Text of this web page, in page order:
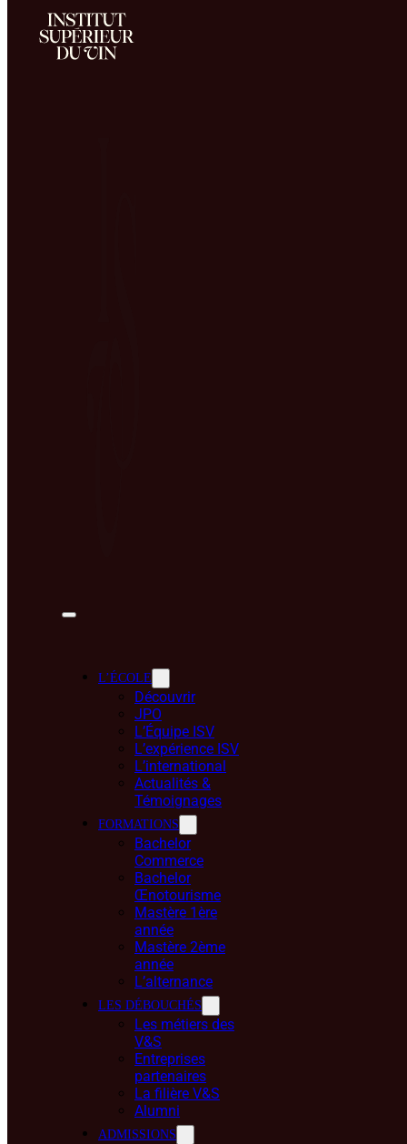
L’ÉCOLE
Découvrir
JPO
L’Équipe ISV
L’expérience ISV
L’international
Actualités &
Témoignages
FORMATIONS
Bachelor
Commerce
Bachelor
Œnotourisme
Mastère 1ère
année
Mastère 2ème
année
L’alternance
LES DÉBOUCHÉS
Les métiers des
V&S
Entreprises
partenaires
La filière V&S
Alumni
ADMISSIONS